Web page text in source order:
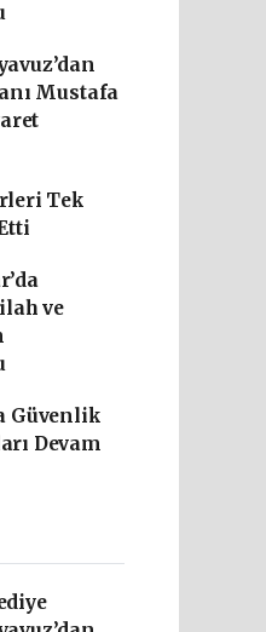
Mustafa
Tek
ve
Güvenlik
Devam